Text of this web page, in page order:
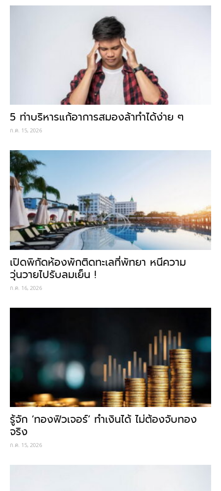
5 ท่าบริหารแก้อาการสมองล้าทำได้ง่าย ๆ
ก.ค. 15, 2026
เปิดพิกัดห้องพักติดทะเลที่พัทยา หนีความ
วุ่นวายไปรับลมเย็น !
ก.ค. 16, 2026
รู้จัก ‘ทองฟิวเจอร์’ ทำเงินได้ ไม่ต้องจับทอง
จริง
ก.ค. 15, 2026